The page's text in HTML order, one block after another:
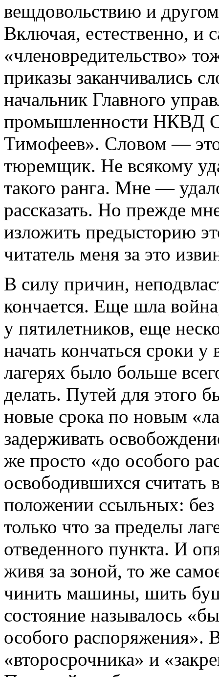
вещдовольствию и
Включая, естественно, и
«членовредительство»
приказы заканчивались
начальник Главного
промышленности НКВД
Тимофеев». Словом —
тюремщик. Не всякому
такого ранга. Мне —
рассказать. Но прежде
изложить предысторию
читатель меня за это
В силу причин,
кончается. Еще шла
у пятилетников, еще
начать кончаться сроки
лагерях было больше
делать. Путей для этого
новые срока по новым
задерживать
же просто «до особого
освободившихся
положении ссыльных: без
только что за пределы
отведенного пункта. И
живя за зоной, то же
чинить машины, шить
состояние называлось
особого распоряжения».
«второсрочника» и